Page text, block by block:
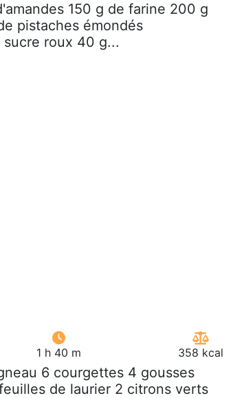
150 g de farine 200 g
pistaches émondés
roux 40 g...
1 h 40 m 358 kcal
6 courgettes 4 gousses
de laurier 2 citrons verts